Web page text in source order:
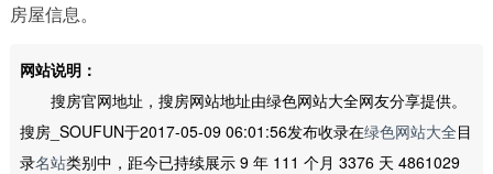
房屋信息。
网站说明：
搜房官网地址，搜房网站地址由绿色网站大全网友分享提供。
搜房_SOUFUN于2017-05-09 06:01:56发布收录在绿色网站大全目
录名站类别中，距今已持续展示 9 年 111 个月 3376 天 4861029